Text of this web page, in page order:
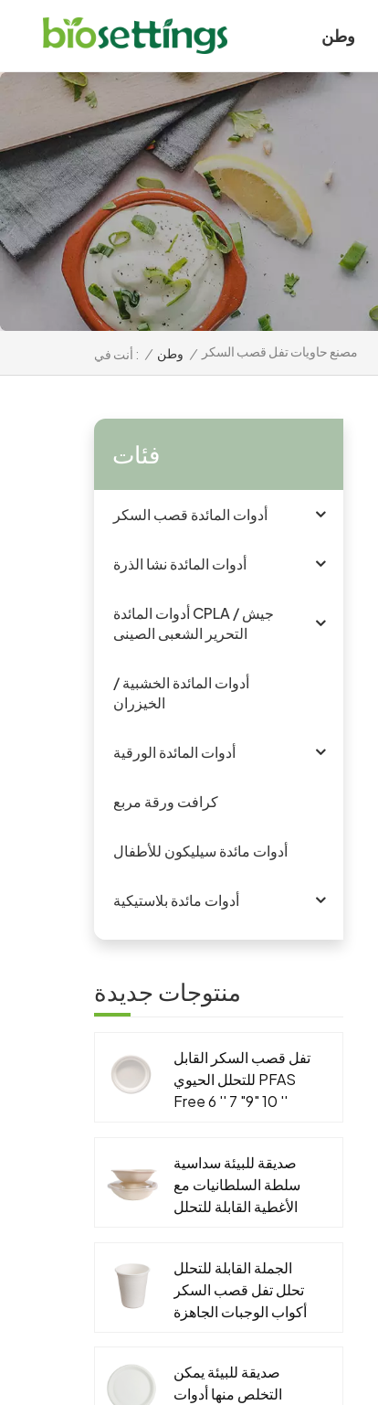
وطن
أنت في : / وطن / مصنع حاويات تفل قصب السكر
فئات
أدوات المائدة قصب السكر
أدوات المائدة نشا الذرة
أدوات المائدة CPLA / جيش
التحرير الشعبى الصينى
أدوات المائدة الخشبية /
الخيزران
أدوات المائدة الورقية
كرافت ورقة مربع
أدوات مائدة سيليكون للأطفال
أدوات مائدة بلاستيكية
منتوجات جديدة
تفل قصب السكر القابل
للتحلل الحيوي PFAS
Free 6 '' 7 "9" 10 ''
صديقة للبيئة سداسية
سلطة السلطانيات مع
الأغطية القابلة للتحلل
الحاويات
الجملة القابلة للتحلل
تحلل تفل قصب السكر
أكواب الوجبات الجاهزة
صديقة للبيئة يمكن
التخلص منها أدوات